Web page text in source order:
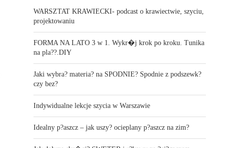
WARSZTAT KRAWIECKI- podcast o krawiectwie, szyciu,
projektowaniu
FORMA NA LATO 3 w 1. Wykr�j krok po kroku. Tunika
na pla??.DIY
Jaki wybra? materia? na SPODNIE? Spodnie z podszewk?
czy bez?
Indywidualne lekcje szycia w Warszawie
Idealny p?aszcz – jak uszy? ocieplany p?aszcz na zim?